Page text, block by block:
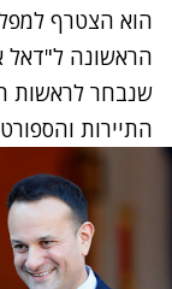
שנבחר לראשות
התיירות